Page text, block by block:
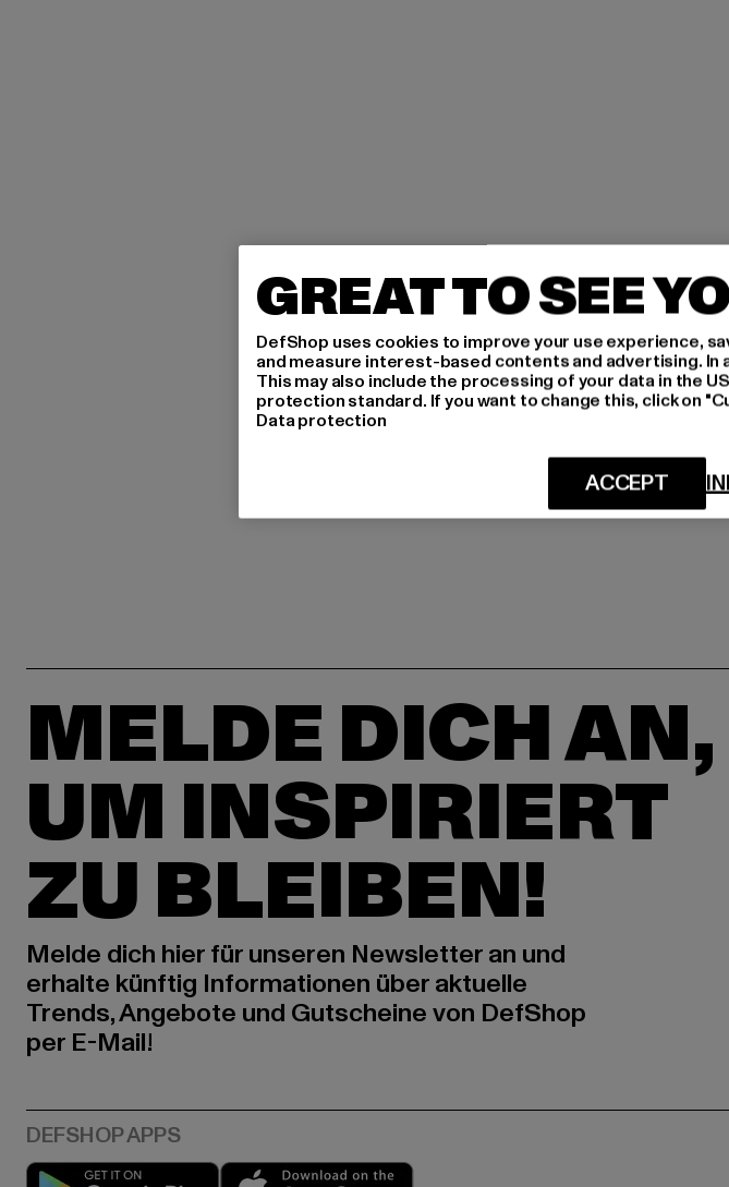
MELDE DICH AN,
UM INSPIRIERT
ZU BLEIBEN!
Melde dich hier für unseren Newsletter an und
erhalte künftig Informationen über aktuelle
Trends, Angebote und Gutscheine von DefShop
per E-Mail!
Play market
GREAT TO SEE
DefShop uses cookies to improve your use experience,
and measure interest-based contents and advertising.
This may also include the processing of your data in the
protection standard. If you want to change this, click on
Data protection
ACCEPT